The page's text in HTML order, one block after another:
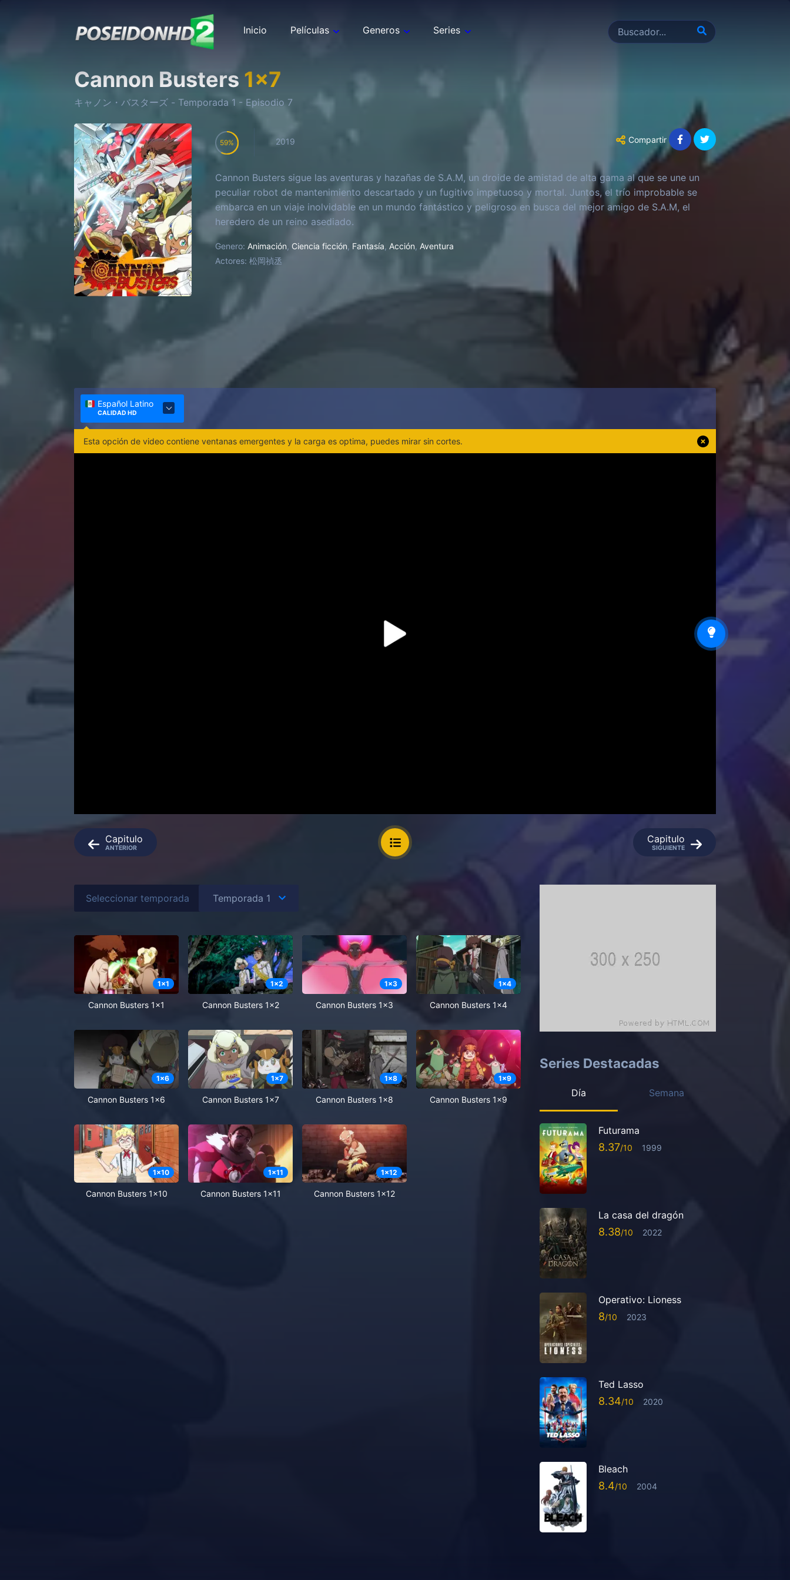
Inicio Películas Generos Series
Cannon Busters 1x7
キャノン・バスターズ - Temporada 1 - Episodio 7
59 2019 Compartir
Cannon Busters sigue las aventuras y hazañas de S.A.M, un droide de amistad de alta gama al que se une un
peculiar robot de mantenimiento descartado y un fugitivo impetuoso y mortal. Juntos, el trío improbable se
embarca en un viaje inolvidable en un mundo fantástico y peligroso en busca del mejor amigo de S.A.M, el
heredero de un reino asediado.
Genero: Animación, Ciencia ficción, Fantasía, Acción, Aventura
Actores: 松岡禎丞
Español Latino
CALIDAD HD
Esta opción de video contiene ventanas emergentes y la carga es optima, puedes mirar sin cortes.
Capitulo
ANTERIOR
Capitulo
SIGUIENTE
Seleccionar temporada
1x1
Cannon Busters 1x1
1x2
Cannon Busters 1x2
1x3
Cannon Busters 1x3
1x4
Cannon Busters 1x4
1x6
Cannon Busters 1x6
1x7
Cannon Busters 1x7
1x8
Cannon Busters 1x8
1x9
Cannon Busters 1x9
1x10
Cannon Busters 1x10
1x11
Cannon Busters 1x11
1x12
Cannon Busters 1x12
Series Destacadas
Día Semana
Futurama
8.37 1999
La casa del dragón
8.38 2022
Operativo: Lioness
8 2023
Ted Lasso
8.34 2020
Bleach
8.4 2004